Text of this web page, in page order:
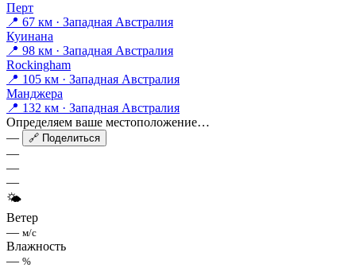
Перт
📍 67 км · Западная Австралия
Куинана
📍 98 км · Западная Австралия
Rockingham
📍 105 км · Западная Австралия
Манджера
📍 132 км · Западная Австралия
Определяем ваше местоположение…
—
🔗 Поделиться
—
—
—
🌤
Ветер
— м/с
Влажность
— %